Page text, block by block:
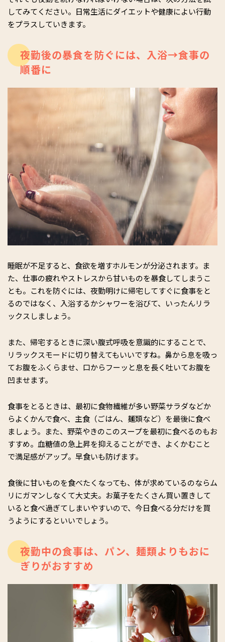
してみてください。日常生活にダイエットや健康によい行動
をプラスしていきます。
夜勤後の暴食を防ぐには、入浴→食事の
順番に
睡眠が不足すると、食欲を増すホルモンが分泌されます。ま
た、仕事の疲れやストレスから甘いものを暴食してしまうこ
とも。これを防ぐには、夜勤明けに帰宅してすぐに食事をと
るのではなく、入浴するかシャワーを浴びて、いったんリラ
ックスしましょう。
また、帰宅するときに深い腹式呼吸を意識的にすることで、
リラックスモードに切り替えてもいいですね。鼻から息を吸っ
てお腹をふくらませ、口からフーッと息を長く吐いてお腹を
凹ませます。
食事をとるときは、最初に食物繊維が多い野菜サラダなどか
らよくかんで食べ、主食（ごはん、麺類など）を最後に食べ
ましょう。また、野菜やきのこのスープを最初に食べるのもお
すすめ。血糖値の急上昇を抑えることができ、よくかむこと
で満足感がアップ。早食いも防げます。
食後に甘いものを食べたくなっても、体が求めているのならム
リにガマンしなくて大丈夫。お菓子をたくさん買い置きして
いると食べ過ぎてしまいやすいので、今日食べる分だけを買
うようにするといいでしょう。
夜勤中の食事は、パン、麺類よりもおに
ぎりがおすすめ